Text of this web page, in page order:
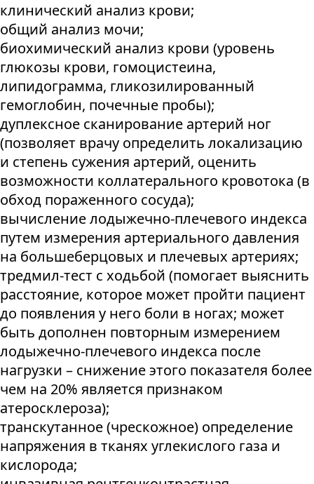
клинический анализ крови;
общий анализ мочи;
биохимический анализ крови (уровень
глюкозы крови, гомоцистеина,
липидограмма, гликозилированный
гемоглобин, почечные пробы);
дуплексное сканирование артерий ног
(позволяет врачу определить локализацию
и степень сужения артерий, оценить
возможности коллатерального кровотока (в
обход пораженного сосуда);
вычисление лодыжечно-плечевого индекса
путем измерения артериального давления
на большеберцовых и плечевых артериях;
тредмил-тест с ходьбой (помогает выяснить
расстояние, которое может пройти пациент
до появления у него боли в ногах; может
быть дополнен повторным измерением
лодыжечно-плечевого индекса после
нагрузки – снижение этого показателя более
чем на 20% является признаком
атеросклероза);
транскутанное (чрескожное) определение
напряжения в тканях углекислого газа и
кислорода;